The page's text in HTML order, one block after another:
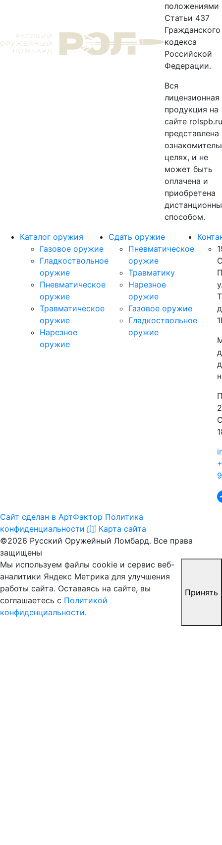
положениями
Статьи 437
Гражданского
кодекса
Российской
Федерации.
Вся
лицензионная
продукция на
сайте rolspb.ru
представлена
целях, и не
может быть
оплачена и
приобретена
способом.
Каталог оружия
Газовое оружие
Гладкоствольное
оружие
Пневматическое
оружие
Травматическое
оружие
Нарезное
оружие
Сдать оружие
Пневматическое
оружие
Травматику
Нарезное
оружие
Газовое оружие
Гладкоствольное
оружие
Сайт сделан в АртФактор Политика
конфиденциальности
Карта сайта
©2026 Русский Оружейный Ломбард. Все права
защищены
Мы используем файлы cookie и сервис веб-
аналитики Яндекс Метрика для улучшения
работы сайта. Оставаясь на сайте, вы
соглашаетесь с Политикой
конфиденциальности.
Принять